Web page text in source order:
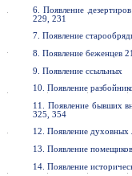
6. Появление
229, 231
7. Появление
8. Появление беженцев
9. Появление ссыльных
10. Появление
11. Появление бывших
325, 354
12. Появление духовных
13. Появление помещиков
14. Появление